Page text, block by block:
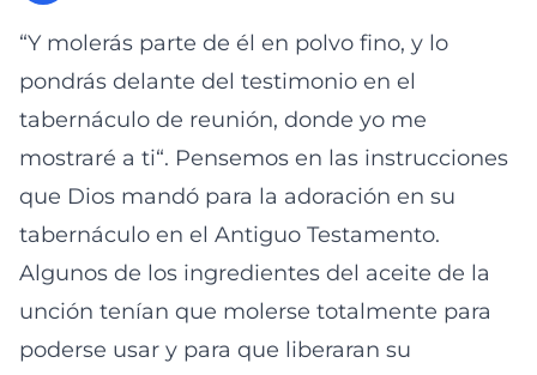
“Y molerás parte de él en polvo fino, y lo
pondrás delante del testimonio en el
tabernáculo de reunión, donde yo me
mostraré a ti“. Pensemos en las instrucciones
que Dios mandó para la adoración en su
tabernáculo en el Antiguo Testamento.
Algunos de los ingredientes del aceite de la
unción tenían que molerse totalmente para
poderse usar y para que liberaran su